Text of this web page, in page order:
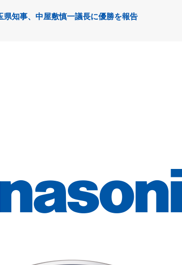
県知事、中屋敷慎一議長に優勝を報告